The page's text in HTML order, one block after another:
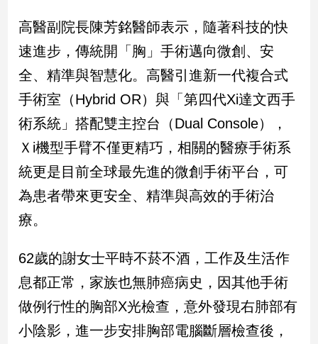
際
社
會/
地
冠
病
毒
專
台
灣
點
高醫副院長陳芳銘醫師表示，隨著科技的快
速進步，傳統開「胸」手術邁向微創、安
全、精準與智慧化。高醫引進新一代複合式
手術室（Hybrid OR）與「第四代Xi達文西手
術系統」搭配雙主控台（Dual Console），
Ｘi機型手臂不僅更精巧，相關的醫療手術系
統更是目前全球最先進的微創手術平台，可
為患者帶來更安全、精準與高效的手術治
療。
62歲的謝女士平時不菸不酒，工作及生活作
息都正常，家族也無肺癌病史，因其他手術
做例行性的胸部X光檢查，意外發現右肺部有
小陰影，進一步安排胸部電腦斷層檢查後，